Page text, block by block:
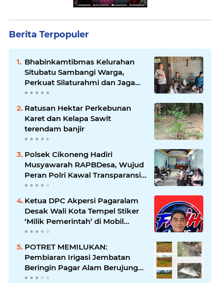
Berita Terpopuler
Bhabinkamtibmas Kelurahan
Situbatu Sambangi Warga,
Perkuat Silaturahmi dan Jaga
Kondusivitas Wilayah
Ratusan Hektar Perkebunan
Karet dan Kelapa Sawit
terendam banjir
Polsek Cikoneng Hadiri
Musyawarah RAPBDesa, Wujud
Peran Polri Kawal Transparansi
dan Kamtibmas Desa
Sindangkasih
Ketua DPC Akpersi Pagaralam
Desak Wali Kota Tempel Stiker
‘Milik Pemerintah’ di Mobil
Dinas, Cegah Penyalahgunaan
POTRET MEMILUKAN:
Pembiaran Irigasi Jembatan
Beringin Pagar Alam Berujung
'Bencana' Bagi Petani